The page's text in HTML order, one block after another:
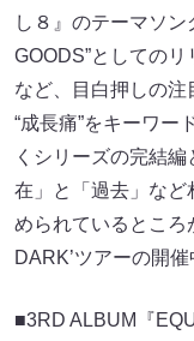
し８』のテーマソ
GOODS”としての
など、目白押しの注
“成長痛”をキーワー
くシリーズの完結
在」と「過去」など
められているところ
DARK’ツアーの開
■3RD ALBUM『